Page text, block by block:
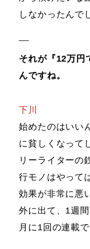
しなかったんで
それが『12万円
んですね。
下川
始めたのはいい
に貧しくなって
リーライターの
行モノはやって
効果が非常に悪
外に出て、1週
月に1回の連載